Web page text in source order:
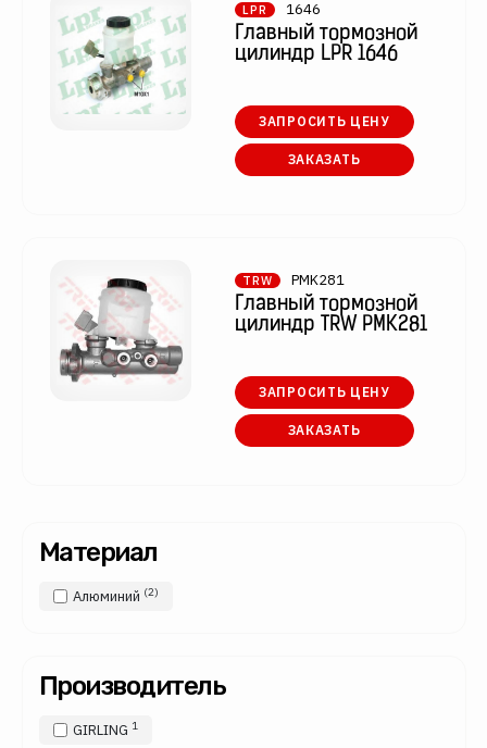
LPR 1646
Главный тормозной
цилиндр LPR 1646
ЗАПРОСИТЬ ЦЕНУ
ЗАКАЗАТЬ
TRW PMK281
Главный тормозной
цилиндр TRW PMK281
ЗАПРОСИТЬ ЦЕНУ
ЗАКАЗАТЬ
Материал
Алюминий (2)
Производитель
GIRLING 1